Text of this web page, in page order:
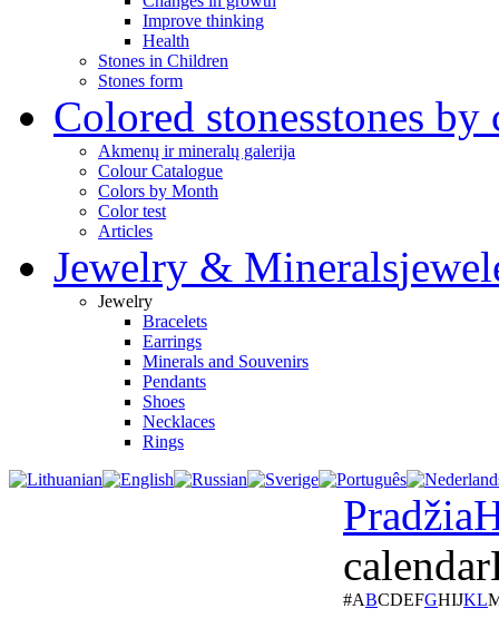
Improve thinking
Health
Stones in Children
Stones form
Colored stonesstones by
Akmenų ir mineralų galerija
Colour Catalogue
Colors by Month
Color test
Articles
Jewelry & Minerals
Jewelry
Bracelets
Earrings
Minerals and Souvenirs
Pendants
Shoes
Necklaces
Rings
Pradžia
calendar
#ABCDEFGHIJKL